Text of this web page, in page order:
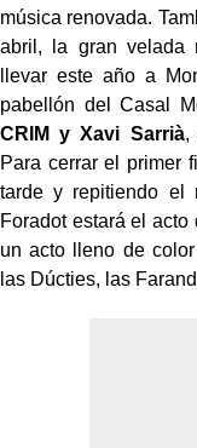
música renovada.
abril, la gran velada
llevar este año a
pabellón del Casal
CRIM y Xavi Sarrià,
Para cerrar el primer
tarde y repitiendo el
Foradot estará el acto
un acto lleno de
las Dúcties, las